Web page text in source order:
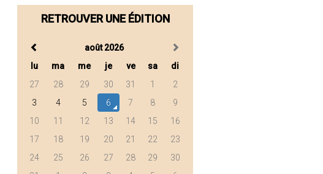
RETROUVER UNE ÉDITION
août 2026
lu
ma me je ve sa
di
27
28 29 30 31 1
2
3
4 5 6 7 8
9
10
11 12 13 14 15
16
17
18 19 20 21 22
23
24
25 26 27 28 29
30